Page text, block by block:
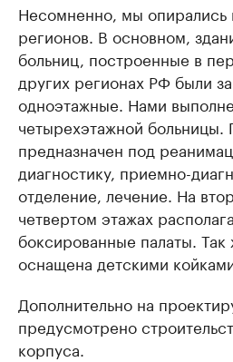
Несомненно, мы опирались
регионов. В основном,
больниц, построенные в
других регионах РФ были
одноэтажные. Нами
четырехэтажной
предназначен под
диагностику, приемно-
отделение, лечение. На
четвертом этажах
боксированные палаты. Так
оснащена детскими
Дополнительно на
предусмотрено
корпуса.